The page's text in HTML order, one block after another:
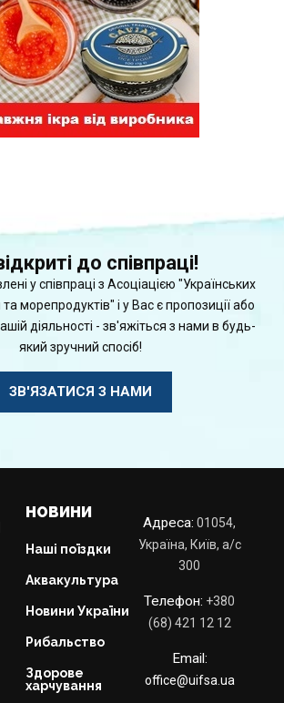
до співпраці!
у співпраці з Асоціацією "Українських
морепродуктів" і у Вас є пропозиції або
діяльності - зв'яжіться з нами в будь-
який зручний спосіб!
ЗВ'ЯЗАТИСЯ З НАМИ
НОВИНИ
Наші поїздки
Аквакультура
Новини України
Рибальство
Здорове
харчування
Адреса: 01054,
Україна, Київ, а/с
300
Телефон: +380
(68) 421 12 12
Email:
office@uifsa.ua